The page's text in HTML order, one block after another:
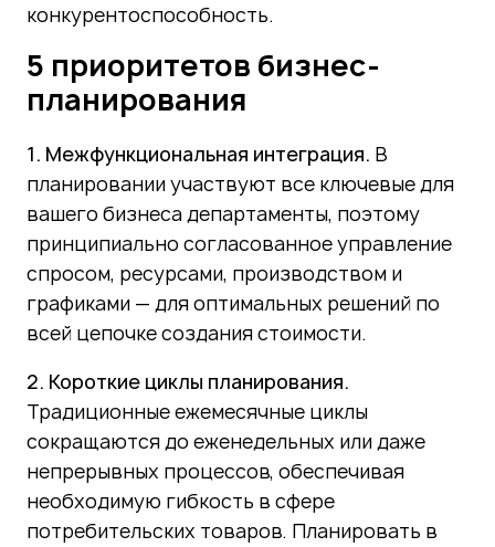
конкурентоспособность.
5 приоритетов бизнес-
планирования
1. Межфункциональная интеграция. В
планировании участвуют все ключевые для
вашего бизнеса департаменты, поэтому
принципиально согласованное управление
спросом, ресурсами, производством и
графиками — для оптимальных решений по
всей цепочке создания стоимости.
2. Короткие циклы планирования.
Традиционные ежемесячные циклы
сокращаются до еженедельных или даже
непрерывных процессов, обеспечивая
необходимую гибкость в сфере
потребительских товаров. Планировать в